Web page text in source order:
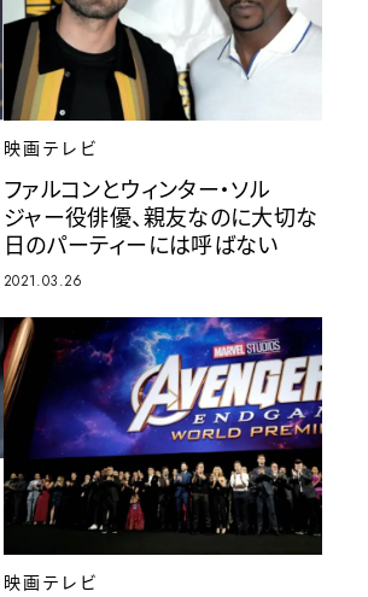
映画テレビ
ファルコンとウィンター・ソル
ジャー役俳優、親友なのに大切な
日のパーティーには呼ばない
2021.03.26
映画テレビ